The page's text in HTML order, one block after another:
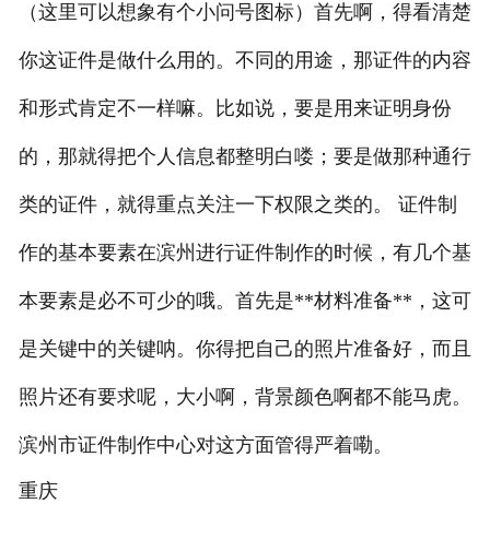
（这里可以想象有个小问号图标）首先啊，得看清楚
你这证件是做什么用的。不同的用途，那证件的内容
和形式肯定不一样嘛。比如说，要是用来证明身份
的，那就得把个人信息都整明白喽；要是做那种通行
类的证件，就得重点关注一下权限之类的。 证件制
作的基本要素在滨州进行证件制作的时候，有几个基
本要素是必不可少的哦。首先是**材料准备**，这可
是关键中的关键呐。你得把自己的照片准备好，而且
照片还有要求呢，大小啊，背景颜色啊都不能马虎。
滨州市证件制作中心对这方面管得严着嘞。
重庆